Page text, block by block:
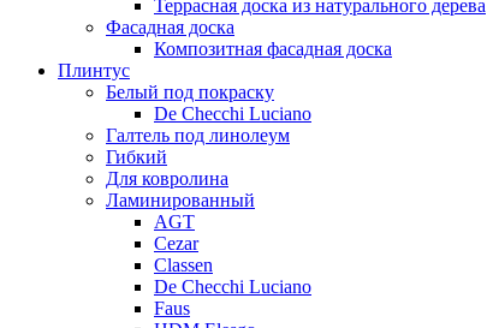
Террасная доска из натурального дерева
Фасадная доска
Композитная фасадная доска
Плинтус
Белый под покраску
De Checchi Luciano
Галтель под линолеум
Гибкий
Для ковролина
Ламинированный
AGT
Cezar
Classen
De Checchi Luciano
Faus